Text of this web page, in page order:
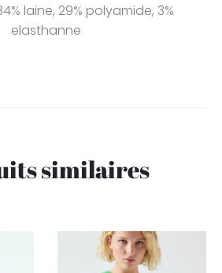
laine, 29% polyamide, 3%
elasthanne
similaires